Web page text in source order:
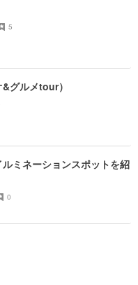
5
グルメtour）
ルミネーションスポットを紹
0